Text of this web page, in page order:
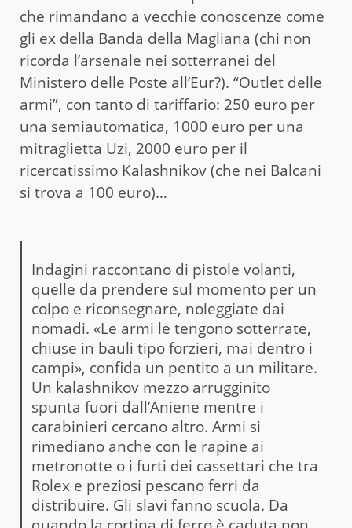
che rimandano a vecchie conoscenze come
gli ex della Banda della Magliana (chi non
ricorda l’arsenale nei sotterranei del
Ministero delle Poste all’Eur?). “Outlet delle
armi”, con tanto di tariffario: 250 euro per
una semiautomatica, 1000 euro per una
mitraglietta Uzi, 2000 euro per il
ricercatissimo Kalashnikov (che nei Balcani
si trova a 100 euro)…
Indagini raccontano di pistole volanti,
quelle da prendere sul momento per un
colpo e riconsegnare, noleggiate dai
nomadi. «Le armi le tengono sotterrate,
chiuse in bauli tipo forzieri, mai dentro i
campi», confida un pentito a un militare.
Un kalashnikov mezzo arrugginito
spunta fuori dall’Aniene mentre i
carabinieri cercano altro. Armi si
rimediano anche con le rapine ai
metronotte o i furti dei cassettari che tra
Rolex e preziosi pescano ferri da
distribuire. Gli slavi fanno scuola. Da